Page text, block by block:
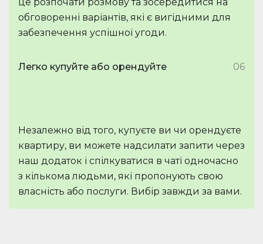
обговоренні варіантів, які є вигідними для
забезпечення успішної угоди.
Легко купуйте або орендуйте 06
Незалежно від того, купуєте ви чи орендуєте
квартиру, ви можете надсилати запити через
наш додаток і спілкуватися в чаті одночасно
з кількома людьми, які пропонують свою
власність або послуги. Вибір завжди за вами.